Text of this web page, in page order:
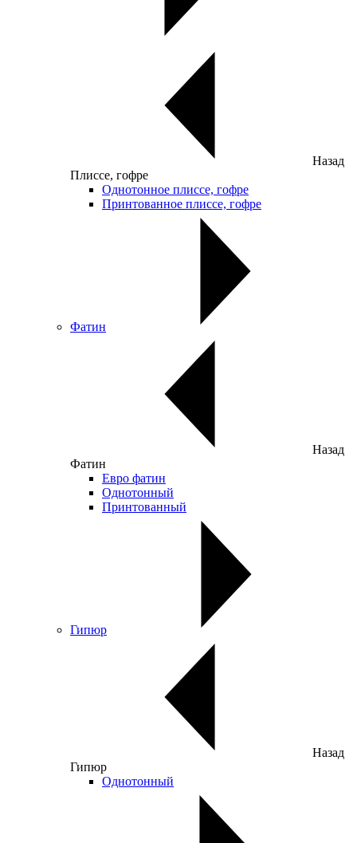
Назад
Плиссе, гофре
Однотонное плиссе, гофре
Принтованное плиссе, гофре
Фатин
Назад
Фатин
Евро фатин
Однотонный
Принтованный
Гипюр
Назад
Гипюр
Однотонный